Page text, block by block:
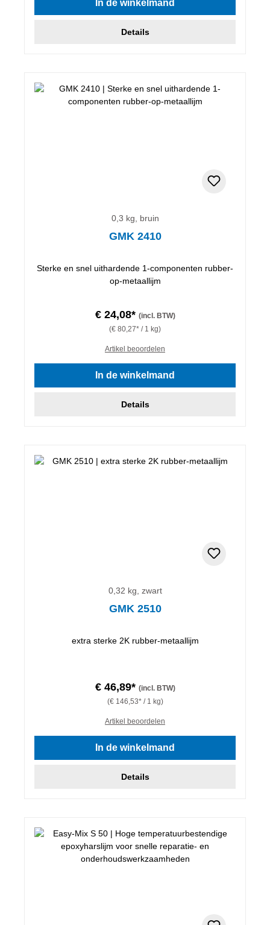
In de winkelmand
Details
0,3 kg, bruin
GMK 2410
Sterke en snel uithardende 1-componenten rubber-
op-metaallijm
€ 24,08* (incl. BTW)
(€ 80,27* / 1 kg)
Artikel beoordelen
In de winkelmand
Details
0,32 kg, zwart
GMK 2510
extra sterke 2K rubber-metaallijm
€ 46,89* (incl. BTW)
(€ 146,53* / 1 kg)
Artikel beoordelen
In de winkelmand
Details